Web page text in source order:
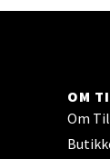
OM
Om
Sortland